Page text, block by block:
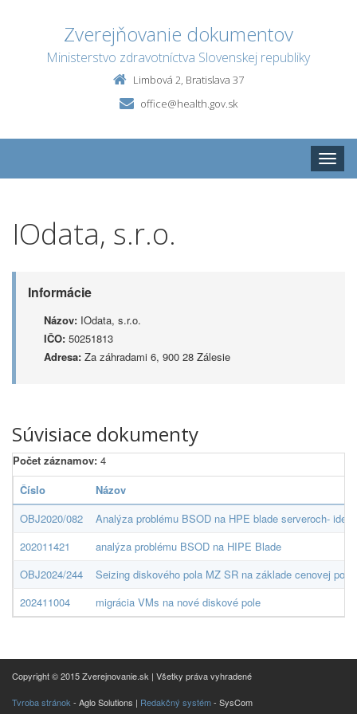
Zverejňovanie dokumentov
Ministerstvo zdravotníctva Slovenskej republiky
Limbová 2, Bratislava 37
office@health.gov.sk
Toggle
IOdata, s.r.o.
Informácie
Názov: IOdata, s.r.o.
IČO: 50251813
Adresa: Za záhradami 6, 900 28 Zálesie
Súvisiace dokumenty
Počet záznamov: 4
Číslo
Názov
OBJ2020/082
Analýza problému BSOD na HPE blade serveroch-
202011421
analýza problému BSOD na HIPE Blade
OBJ2024/244
Seizing diskového pola MZ SR na základe cenovej
202411004
migrácia VMs na nové diskové pole
Copyright © 2015 Zverejnovanie.sk | Všetky práva vyhradené
Tvroba stránok - Aglo Solutions | Redakčný systém- SysCom